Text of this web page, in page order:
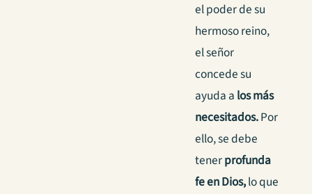
el poder de su
hermoso reino,
el señor
concede su
ayuda a los más
necesitados.Por
ello, se debe
tenerprofunda
fe en Dios,lo que